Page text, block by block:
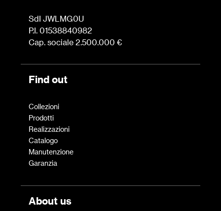
SdI JWLMG0U
P.I. 01538840982
Cap. sociale 2.500.000 €
Find out
Collezioni
Prodotti
Realizzazioni
Catalogo
Manutenzione
Garanzia
About us